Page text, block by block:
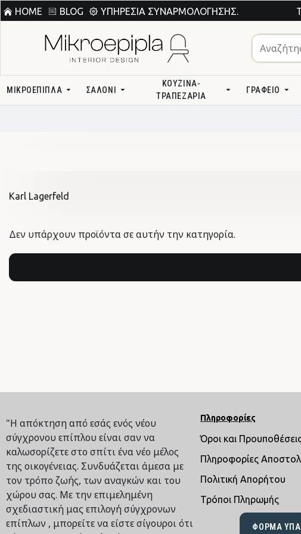
HOME BLOG ΥΠΗΡΕΣΊΑ ΣΥΝΑΡΜΟΛΌΓΗΣΗΣ.
ΜΙΚΡΟΕΠΙΠΛΑ ΣΑΛΌΝΙ
ΚΟΥΖΊΝΑ-
ΤΡΑΠΕΖΑΡΊΑ
ΓΡΑΦΕΊΟ
Karl Lagerfeld
Δεν υπάρχουν προϊόντα σε αυτήν την κατηγορία.
"Η απόκτηση από εσάς ενός νέου
σύγχρονου επίπλου είναι σαν να
καλωσορίζετε στο σπίτι ένα νέο μέλος
της οικογένειας. Συνδυάζεται άμεσα με
τον τρόπο ζωής, των αναγκών και του
χώρου σας. Με την επιμελημένη
σχεδιαστική μας επιλογή σύγχρονων
επίπλων , μπορείτε να είστε σίγουροι ότι
Πληροφορίες
Όροι και
Πληροφορίες
Πολιτική Απορήτου
Τρόποι Πληρωμής
ΦΌΡΜΑ